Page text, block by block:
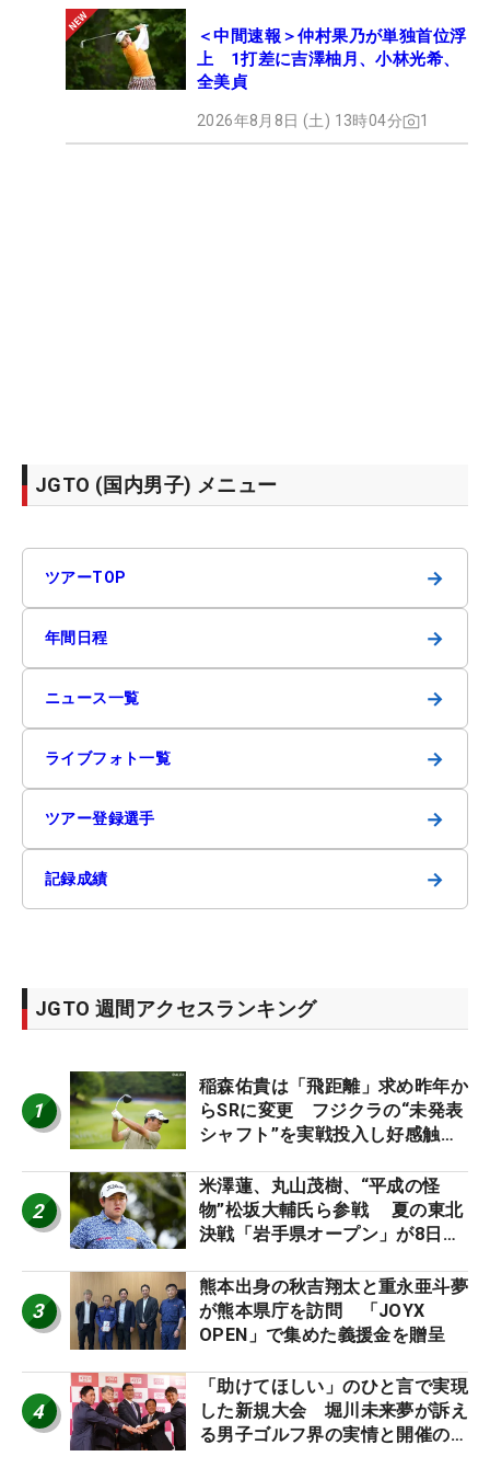
＜中間速報＞仲村果乃が単独首位浮
上 1打差に吉澤柚月、小林光希、
全美貞
2026年8月8日 (土) 13時04分 1
JGTO (国内男子) メニュー
ツアーTOP →
年間日程 →
ニュース一覧 →
ライブフォト一覧 →
ツアー登録選手 →
記録成績 →
JGTO 週間アクセスランキング
1
稲森佑貴は「飛距離」求め昨年か
らSRに変更 フジクラの“未発表
シャフト”を実戦投入し好感触
ーのヒトネタ！】
2
米澤蓮、丸山茂樹、“平成の怪
物”松坂大輔氏ら参戦 夏の東北
決戦「岩手県オープン」が8日開
3
熊本出身の秋吉翔太と重永亜斗夢
が熊本県庁を訪問 「JOYX
OPEN」で集めた義援金を贈呈
4
「助けてほしい」のひと言で実現
した新規大会 堀川未来夢が訴え
る男子ゴルフ界の実情と開催の舞